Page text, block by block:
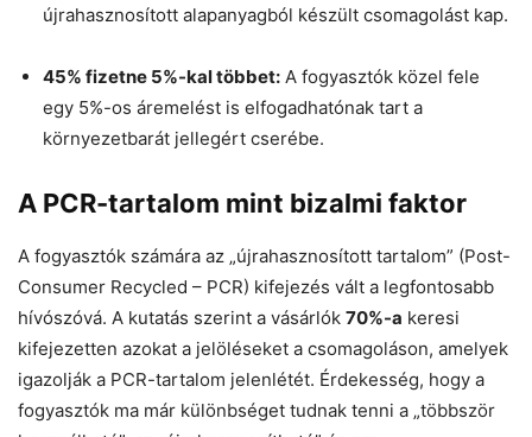
újrahasznosított alapanyagból készült csomagolást kap.
45% fizetne 5%-kal többet: A fogyasztók közel fele
egy 5%-os áremelést is elfogadhatónak tart a
környezetbarát jellegért cserébe.
A PCR-tartalom mint bizalmi faktor
A fogyasztók számára az „újrahasznosított tartalom” (Post-
Consumer Recycled – PCR) kifejezés vált a legfontosabb
hívószóvá. A kutatás szerint a vásárlók 70%-a keresi
kifejezetten azokat a jelöléseket a csomagoláson, amelyek
igazolják a PCR-tartalom jelenlétét. Érdekesség, hogy a
fogyasztók ma már különbséget tudnak tenni a „többször